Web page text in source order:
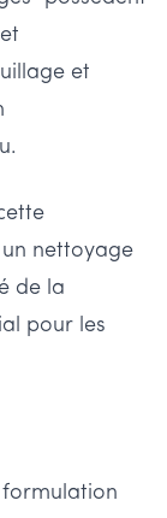
et
nettoyage
de la
pour les
formulation